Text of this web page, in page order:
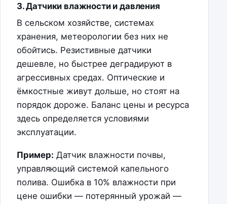
3. Датчики влажности и давления
В сельском хозяйстве, системах
хранения, метеорологии без них не
обойтись. Резистивные датчики
дешевле, но быстрее деградируют в
агрессивных средах. Оптические и
ёмкостные живут дольше, но стоят на
порядок дороже. Баланс цены и ресурса
здесь определяется условиями
эксплуатации.
Пример: Датчик влажности почвы,
управляющий системой капельного
полива. Ошибка в 10% влажности при
цене ошибки — потерянный урожай —